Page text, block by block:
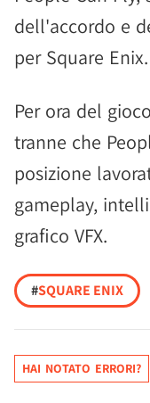
dell'accordo e
per Square Enix.
Per ora del
tranne che
posizione
gameplay,
grafico VFX.
#SQUARE ENIX
HAI NOTATO ERRORI?